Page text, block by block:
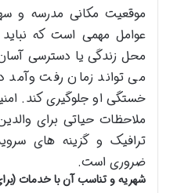
موقعیت مکانی مدرسه و
عوامل مهمی است که نباید
محل زندگی یا دسترسی
می تواند زمان رفت وآمد
خستگی او جلوگیری کند.
ملاحظات حیاتی برای
ترافیک و گزینه های
ضروری است.
شهریه و تناسب آن با خدمات